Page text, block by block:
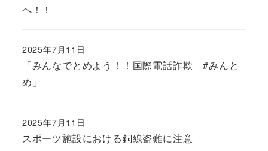
へ！！
「みんなでとめよう！！国際電話詐欺 #みんと
め」
2025年7月11日
スポーツ施設における銅線盗難に注意
2025年7月11日